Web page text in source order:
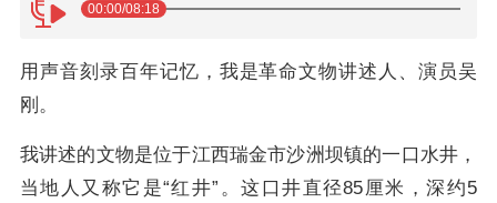
00:00/08:18
用声音刻录百年记忆，我是革命文物讲述人、演员吴
刚。
我讲述的文物是位于江西瑞金市沙洲坝镇的一口水井，
当地人又称它是“红井”。这口井直径85厘米，深约5